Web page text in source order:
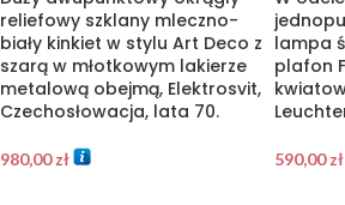
reliefowy szklany mleczno-
biały kinkiet w stylu Art Deco z
szarą w młotkowym lakierze
metalową obejmą, Elektrosvit,
Czechosłowacja, lata 70.
980,00zł
lampa
plafon
590,00zł